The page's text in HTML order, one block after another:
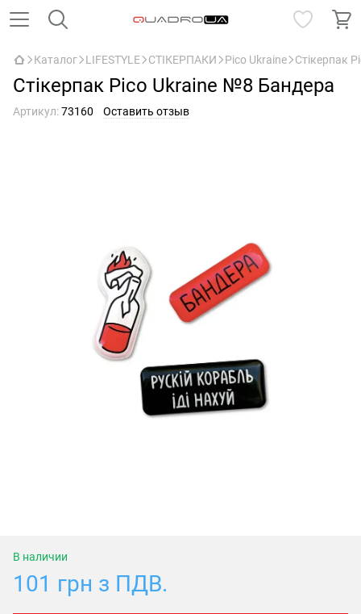
Каталог LIFESTYLE СТІКЕРПАКИ Pico Ukraine Стікерпак
Стікерпак Pico Ukraine №8 Бандера
Артикул:73160 Оставить отзыв
В наличии
101 грн з ПДВ.